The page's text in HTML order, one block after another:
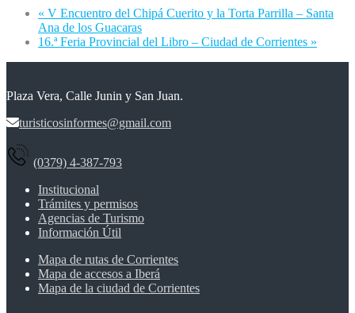
« V Encuentro del Chipá Cuerito y la Torta Parrilla – Santa
Ana de los Guacaras
16.ª Feria Provincial del Libro – Ciudad de Corrientes »
Plaza Vera, Calle Junin y San Juan.
turisticosinformes@gmail.com
(0379) 4-387-793
Institucional
Trámites y permisos
Agencias de Turismo
Información Útil
Mapa de rutas de Corrientes
Mapa de accesos a Iberá
Mapa de la ciudad de Corrientes